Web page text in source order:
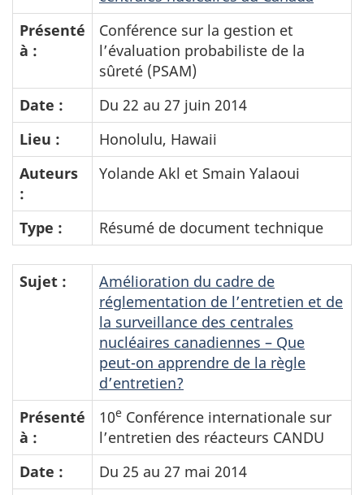
Présenté
à :
Conférence sur la gestion et
l’évaluation probabiliste de la
sûreté (PSAM)
Date :
Du 22 au 27 juin 2014
Lieu :
Honolulu, Hawaii
Auteurs
:
Yolande Akl et Smain Yalaoui
Type : Résumé de document technique
Sujet :
Amélioration du cadre de
réglementation de l’entretien et de
la surveillance des centrales
nucléaires canadiennes – Que
peut-on apprendre de la règle
d’entretien?
Présenté
à :
10e Conférence internationale sur
l’entretien des réacteurs CANDU
Date :
Du 25 au 27 mai 2014